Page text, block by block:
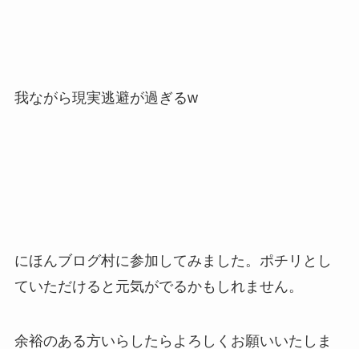
我ながら現実逃避が過ぎるw
にほんブログ村に参加してみました。ポチリとし
ていただけると元気がでるかもしれません。
余裕のある方いらしたらよろしくお願いいたしま